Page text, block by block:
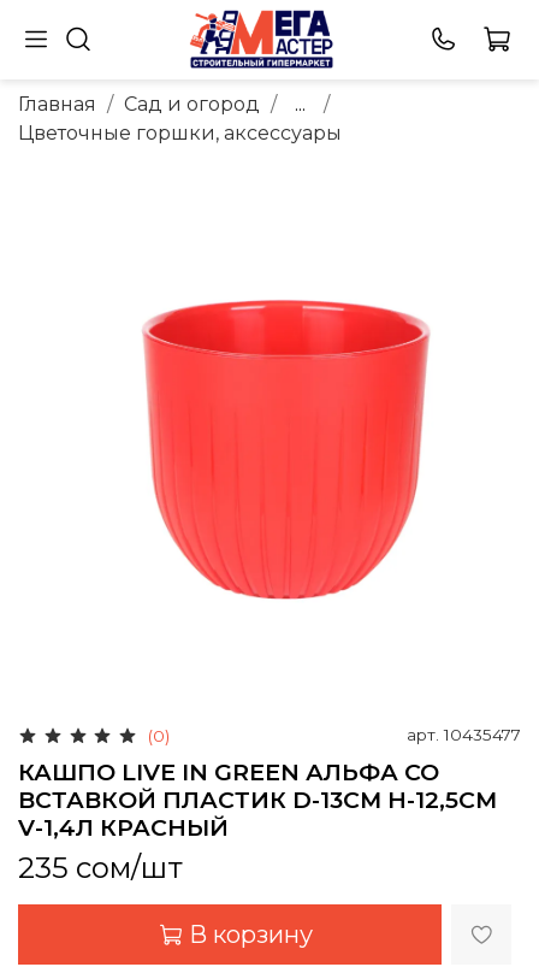
Главная Сад и огород
...
Цветочные горшки, аксессуары
(0) арт.10435477
КАШПО LIVE IN GREEN АЛЬФА СО
ВСТАВКОЙ ПЛАСТИК D-13СМ H-12,5СМ
V-1,4Л КРАСНЫЙ
235 сом/шт
В корзину